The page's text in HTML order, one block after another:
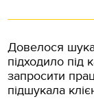
Довелося
підходило під
запросити
підшукала